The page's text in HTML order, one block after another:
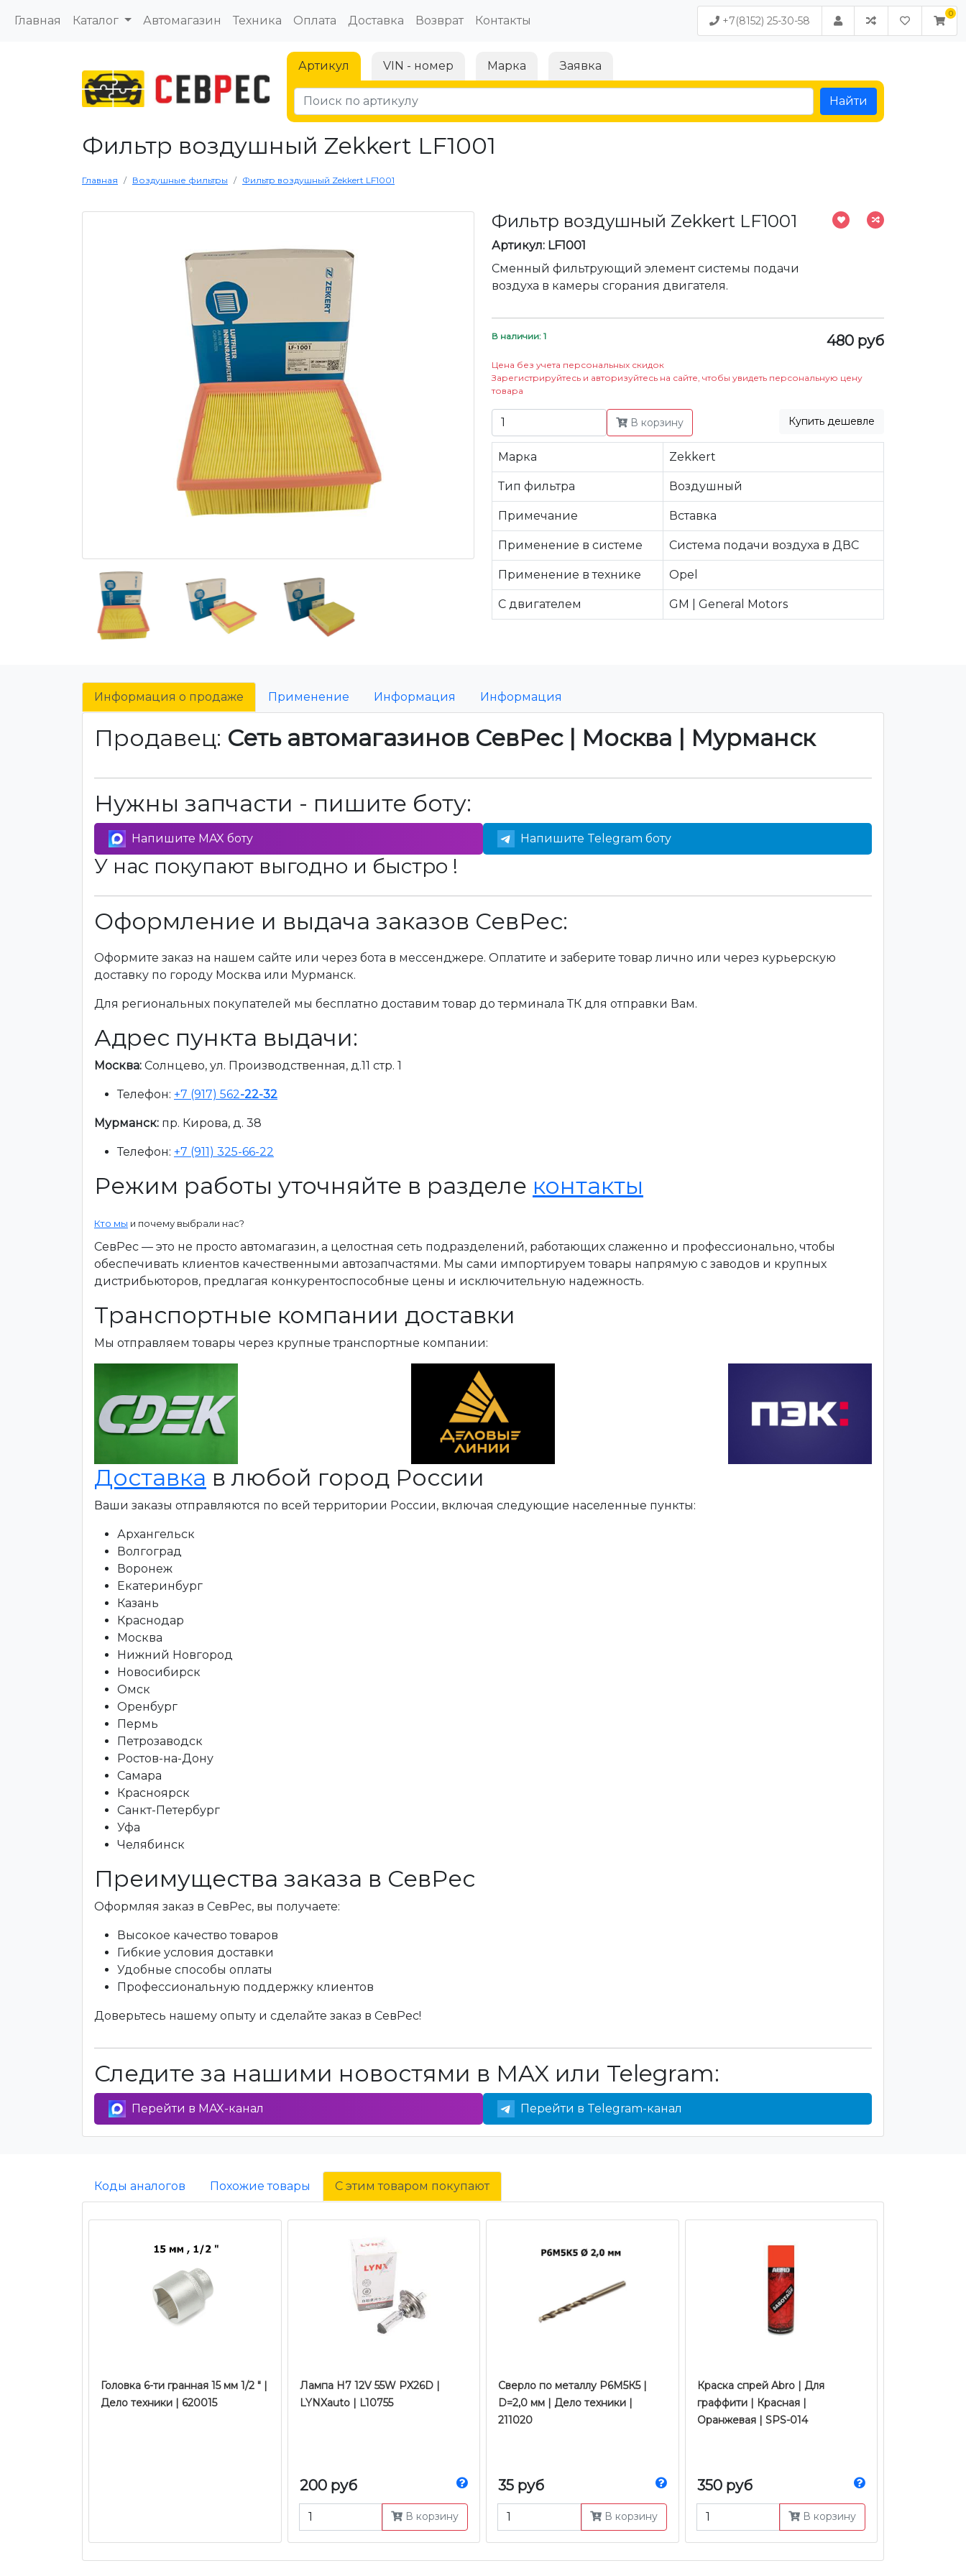
Главная Каталог Автомагазин Техника Оплата Доставка Возврат Контакты +7(8152) 25-30-58
Артикул VIN - номер Марка Заявка
Найти
Фильтр воздушный Zekkert LF1001
Главная Воздушные фильтры Фильтр воздушный Zekkert LF1001
Фильтр воздушный Zekkert LF1001
Артикул: LF1001
Сменный фильтрующий элемент системы подачи
воздуха в камеры сгорания двигателя.
В наличии: 1 480 руб
Цена без учета персональных скидок
Зарегистрируйтесь и авторизуйтесь на сайте, чтобы увидеть персональную цену
товара
В корзину Купить дешевле
Марка Zekkert
Тип фильтра Воздушный
Примечание Вставка
Применение в системе Система подачи воздуха в ДВС
Применение в технике Opel
C двигателем GM | General Motors
Информация о продаже Применение Информация Информация
Продавец: Сеть автомагазинов СевРес | Москва | Мурманск
Нужны запчасти - пишите боту:
Напишите MAX боту Напишите Telegram боту
У нас покупают выгодно и быстро !
Оформление и выдача заказов СевРес:
Оформите заказ на нашем сайте или через бота в мессенджере. Оплатите и заберите товар лично или через курьерскую
доставку по городу Москва или Мурманск.
Для региональных покупателей мы бесплатно доставим товар до терминала ТК для отправки Вам.
Адрес пункта выдачи:
Москва: Солнцево, ул. Производственная, д.11 стр. 1
Телефон: +7 (917) 562-22-32
Мурманск: пр. Кирова, д. 38
Телефон: +7 (911) 325-66-22
Режим работы уточняйте в разделе контакты
Кто мы и почему выбрали нас?
СевРес — это не просто автомагазин, а целостная сеть подразделений, работающих слаженно и профессионально, чтобы
обеспечивать клиентов качественными автозапчастями. Мы сами импортируем товары напрямую с заводов и крупных
дистрибьюторов, предлагая конкурентоспособные цены и исключительную надежность.
Транспортные компании доставки
Мы отправляем товары через крупные транспортные компании:
Доставка в любой город России
Ваши заказы отправляются по всей территории России, включая следующие населенные пункты:
Архангельск
Волгоград
Воронеж
Екатеринбург
Казань
Краснодар
Москва
Нижний Новгород
Новосибирск
Омск
Оренбург
Пермь
Петрозаводск
Ростов-на-Дону
Самара
Красноярск
Санкт-Петербург
Уфа
Челябинск
Преимущества заказа в СевРес
Оформляя заказ в СевРес, вы получаете:
Высокое качество товаров
Гибкие условия доставки
Удобные способы оплаты
Профессиональную поддержку клиентов
Доверьтесь нашему опыту и сделайте заказ в СевРес!
Следите за нашими новостями в MAX или Telegram:
Перейти в MAX-канал Перейти в Telegram-канал
Коды аналогов Похожие товары С этим товаром покупают
Головка 6-ти гранная 15 мм 1/2 " |
Дело техники | 620015
Лампа H7 12V 55W PX26D |
LYNXauto | L10755
200 руб
В корзину
Сверло по металлу Р6М5К5 |
D=2,0 мм | Дело техники |
211020
35 руб
В корзину
Краска спрей Abro | Для
граффити | Красная |
Оранжевая | SPS-014
350 руб
В корзину